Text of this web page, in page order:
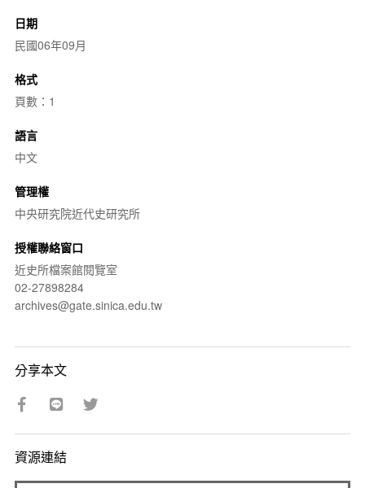
日期
民國06年09月
格式
頁數：1
語言
中文
管理權
中央研究院近代史研究所
授權聯絡窗口
近史所檔案館閱覽室
02-27898284
archives@gate.sinica.edu.tw
分享本文
資源連結